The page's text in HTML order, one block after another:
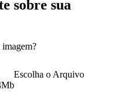
sobre sua
Escolha o Arquivo